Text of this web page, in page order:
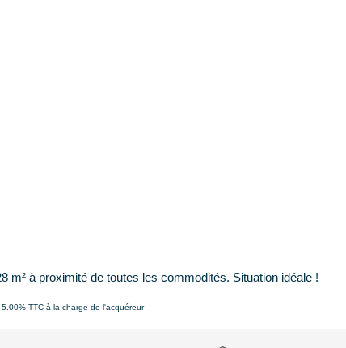
m² à proximité de toutes les commodités. Situation idéale !
TTC à la charge de l'acquéreur